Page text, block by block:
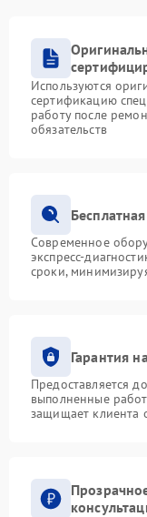
Используются
сертификацию
работу после
обязательств
Современное
экспресс-
сроки,
Гарантия
Предоставляется
выполненные
защищает клиента